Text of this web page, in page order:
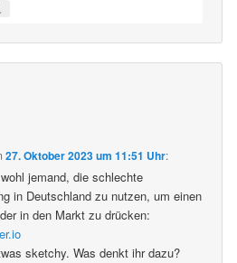
27. Oktober 2023 um 11:51 Uhr:
jemand, die schlechte
in Deutschland zu nutzen, um einen
in den Markt zu drücken:
sketchy. Was denkt ihr dazu?